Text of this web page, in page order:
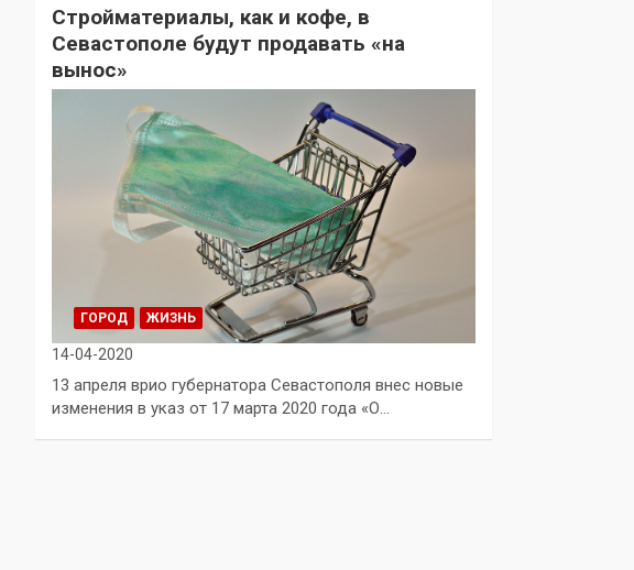
Стройматериалы, как и кофе, в
Севастополе будут продавать «на
вынос»
ГОРОД ЖИЗНЬ
14-04-2020
13 апреля врио губернатора Севастополя внес новые
изменения в указ от 17 марта 2020 года «О…